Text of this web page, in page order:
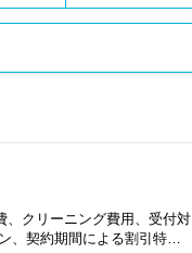
、クリーニング費用、受付対
、契約期間による割引特典